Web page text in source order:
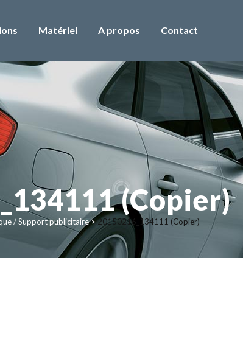
Matériel A propos Contact
(Copier)
/ Support publicitaire>20150216_134111 (Copier)